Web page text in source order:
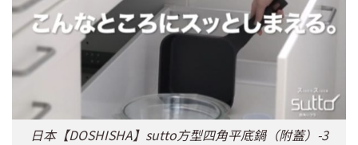
日本【DOSHISHA】sutto方型四角平底鍋（附蓋）-3